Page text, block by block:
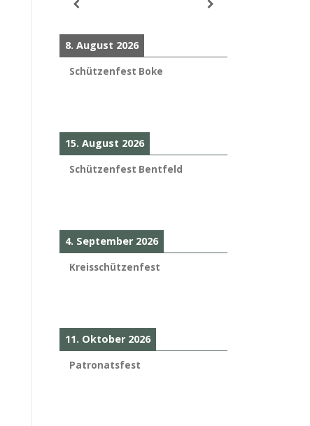
8. August 2026
Schützenfest Boke
15. August 2026
Schützenfest Bentfeld
4. September 2026
Kreisschützenfest
11. Oktober 2026
Patronatsfest